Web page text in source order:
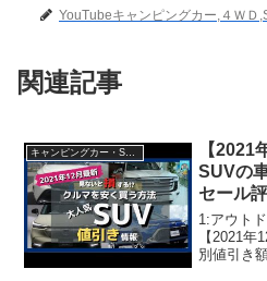
YouTubeキャンピングカー,４ＷＤ
関連記事
【2021
SUVの
セール
新型ヴ
ル・プ
RAV4・
1:アウト
【2021
別値引き